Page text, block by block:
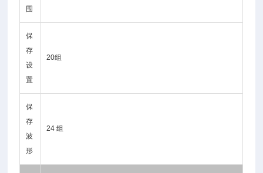
围
保
存
设
置
20组
保
存
波
形
24 组